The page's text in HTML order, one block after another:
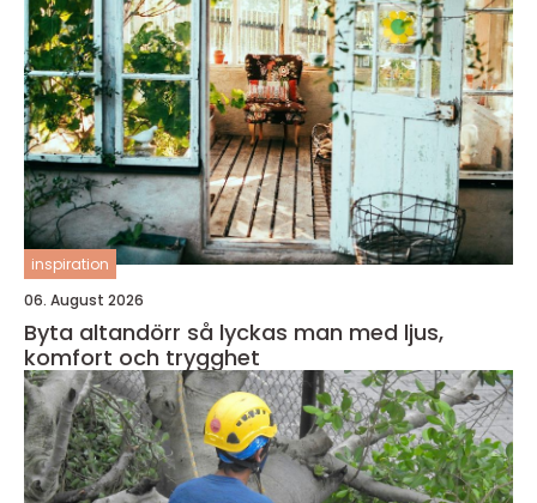
inspiration
06. August 2026
Byta altandörr så lyckas man med ljus,
komfort och trygghet